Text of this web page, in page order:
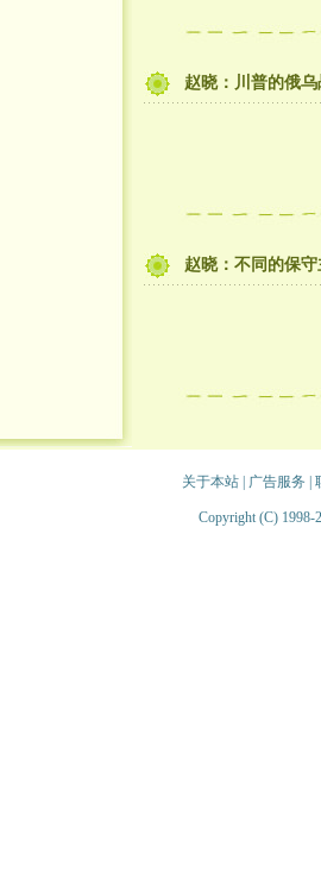
赵晓：川普的俄
赵晓：不同的保
关于本站| 广告服务
Copyright (C) 1998-